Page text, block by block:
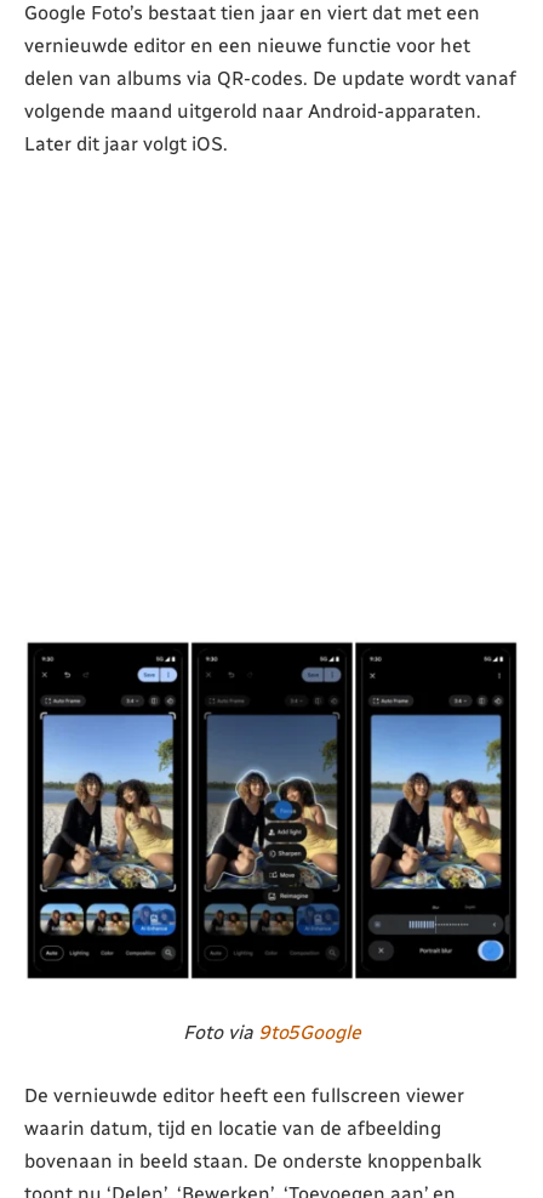
Google Foto’s bestaat tien jaar en viert dat met een
vernieuwde editor en een nieuwe functie voor het
delen van albums via QR-codes. De update wordt vanaf
volgende maand uitgerold naar Android-apparaten.
Later dit jaar volgt iOS.
Foto via 9to5Google
De vernieuwde editor heeft een fullscreen viewer
waarin datum, tijd en locatie van de afbeelding
bovenaan in beeld staan. De onderste knoppenbalk